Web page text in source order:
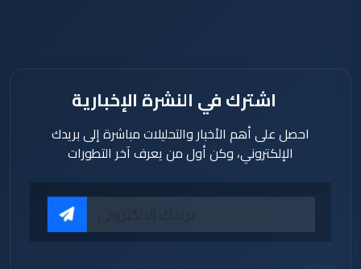
اشترك في النشرة الإخبارية
احصل على أهم الأخبار والتحليلات مباشرة إلى بريدك
الإلكتروني، وكن أول من يعرف آخر التطورات